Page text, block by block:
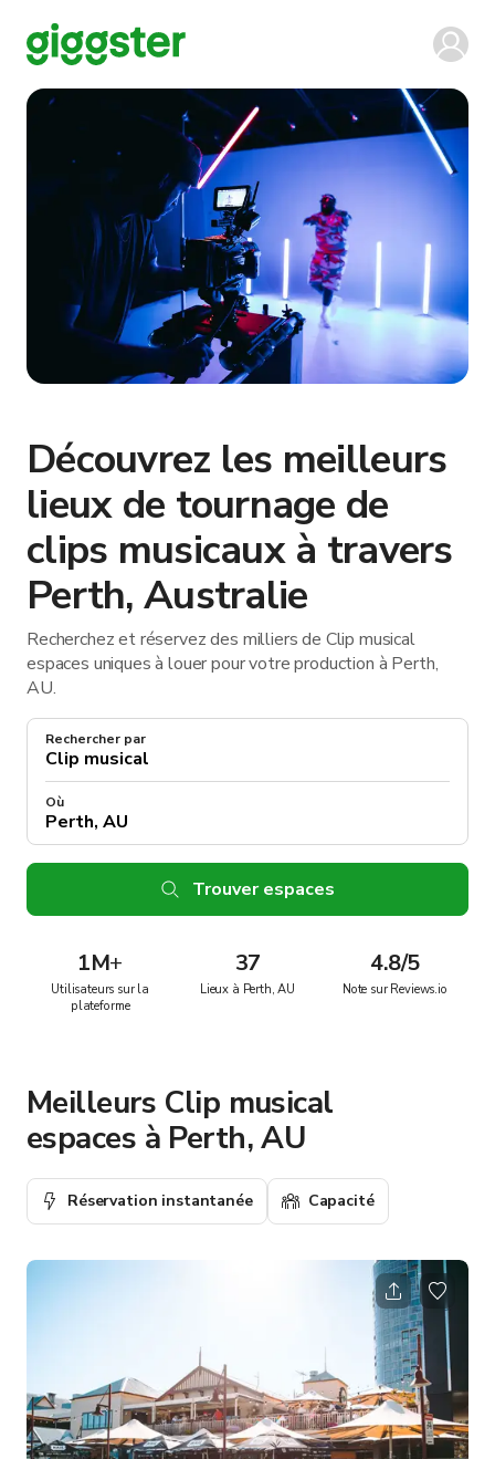
Découvrez les meilleurs
lieux de tournage de
clips musicaux à travers
Perth, Australie
Recherchez et réservez des milliers de Clip musical
espaces uniques à louer pour votre production à Perth,
AU.
Rechercher par
Où
Trouver espaces
1M+
Utilisateurs sur la
plateforme
37
Lieux à Perth, AU
4.8/5
Note sur Reviews.io
Meilleurs Clip musical
espaces à Perth, AU
Réservation instantanée Capacité